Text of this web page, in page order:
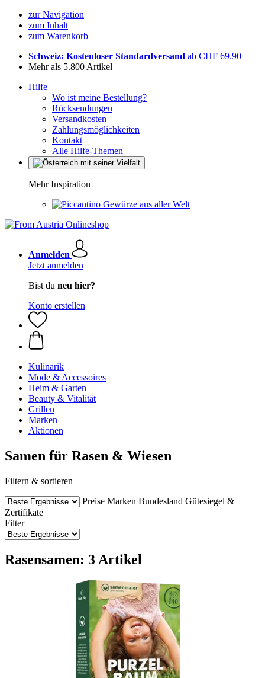
zur Navigation
zum Inhalt
zum Warenkorb
Schweiz: Kostenloser Standardversand ab CHF 69.90
Mehr als 5.800 Artikel
Hilfe
Wo ist meine Bestellung?
Rücksendungen
Versandkosten
Zahlungsmöglichkeiten
Kontakt
Alle Hilfe-Themen
Mehr Inspiration
Gewürze aus aller Welt
Anmelden
Jetzt anmelden
Bist du neu hier?
Konto erstellen
Kulinarik
Mode & Accessoires
Heim & Garten
Beauty & Vitalität
Grillen
Marken
Aktionen
Samen für Rasen & Wiesen
Filtern & sortieren
Preise Marken Bundesland Gütesiegel &
Zertifikate
Filter
Rasensamen: 3 Artikel